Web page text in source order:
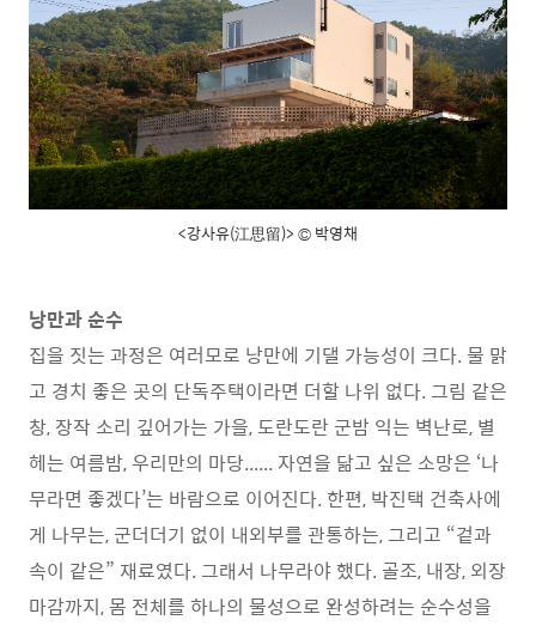
<강사유(江思留)> © 박영채
낭만과 순수
집을 짓는 과정은 여러모로 낭만에 기댈 가능성이 크다. 물 맑
고 경치 좋은 곳의 단독주택이라면 더할 나위 없다. 그림 같은
창, 장작 소리 깊어가는 가을, 도란도란 군밤 익는 벽난로, 별
헤는 여름밤, 우리만의 마당...... 자연을 닮고 싶은 소망은 ‘나
무라면 좋겠다’는 바람으로 이어진다. 한편, 박진택 건축사에
게 나무는, 군더더기 없이 내외부를 관통하는, 그리고 “겉과
속이 같은” 재료였다. 그래서 나무라야 했다. 골조, 내장, 외장
마감까지, 몸 전체를 하나의 물성으로 완성하려는 순수성을